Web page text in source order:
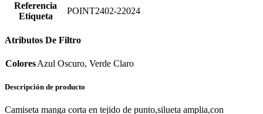
Referencia
Etiqueta
POINT2402-22024
Atributos De Filtro
ColoresAzul Oscuro, Verde Claro
Descripción de producto
Camiseta manga corta en tejido de punto,silueta amplia,con